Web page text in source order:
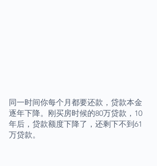
同一时间你每个月都要还款，贷款本金
逐年下降。刚买房时候的80万贷款，10
年后，贷款额度下降了，还剩下不到61
万贷款。